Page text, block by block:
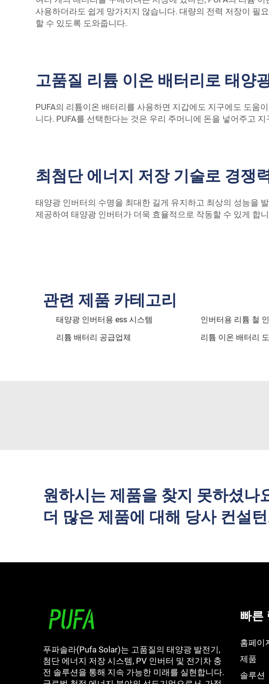
사용하더라도 쉽게 망가지지 않습니다. 대량의 전력 저장이 필
할 수 있도록 도와줍니다.
고품질 리튬 이온 배터리로 태양
PUFA의 리튬이온 배터리를 사용하면 지갑에도 지구에도 도움
니다. PUFA를 선택한다는 것은 우리 주머니에 돈을 넣어주고
최첨단 에너지 저장 기술로 경쟁
태양광 인버터의 수명을 최대한 길게 유지하고 최상의 성능을
제공하여 태양광 인버터가 더욱 효율적으로 작동할 수 있게 합
관련 제품 카테고리
태양광 인버터용 ess 시스템 인버터용 리튬 철
리튬 배터리 공급업체
리튬 이온 배터리
원하시는 제품을 찾지 못하셨나
더 많은 제품에 대해 당사 컨설
푸파솔라(Pufa Solar)는 고품질의 태양광 발전기,
첨단 에너지 저장 시스템, PV 인버터 및 전기차 충
전 솔루션을 통해 지속 가능한 미래를 실현합니다.
빠른
홈페이
제품
솔루션